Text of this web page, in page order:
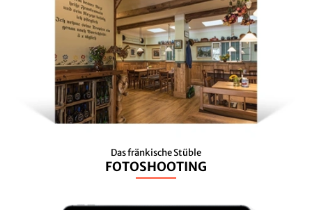
Das fränkische Stüble
FOTOSHOOTING